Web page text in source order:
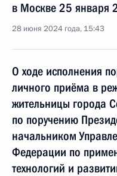
в Москве 25 января
28 июня 2024 года, 15:43
О ходе исполнения
личного приёма в
жительницы города
по поручению
начальником
Федерации по
технологий и